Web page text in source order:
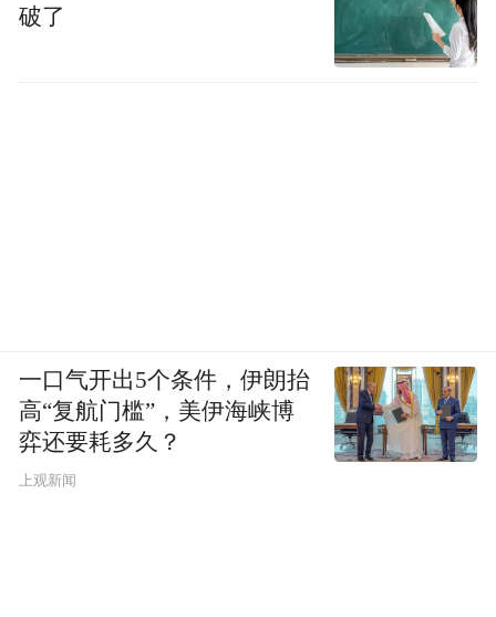
破了
一口气开出5个条件，伊朗抬
高“复航门槛”，美伊海峡博
弈还要耗多久？
上观新闻